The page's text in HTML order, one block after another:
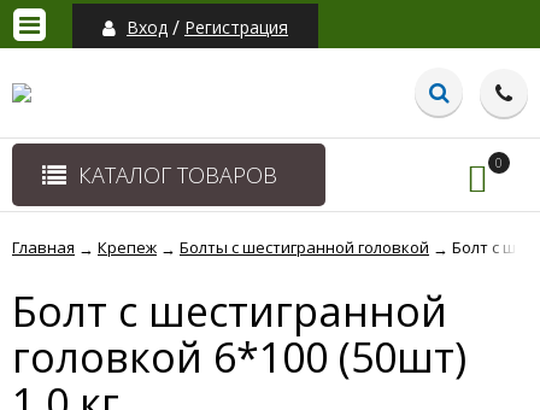
Вход / Регистрация
КАТАЛОГ ТОВАРОВ 0
Главная → Крепеж → Болты с шестигранной головкой → Болт с
Болт с шестигранной
головкой 6*100 (50шт)